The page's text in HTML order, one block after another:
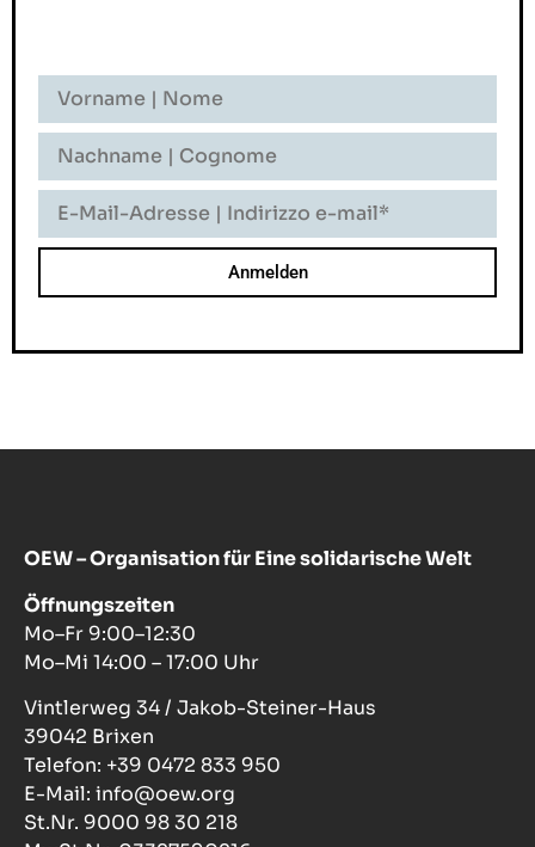
Nome
Cognome
Mail-
Adresse
-
E-
OEW – Organisation für Eine solidarische Welt
Öffnungszeiten
Mo–Fr 9:00–12:30
Mo–Mi 14:00 – 17:00 Uhr
Vintlerweg 34 / Jakob-Steiner-Haus
39042 Brixen
Telefon: +39 0472 833 950
E-Mail: info@oew.org
St.Nr. 9000 98 30 218